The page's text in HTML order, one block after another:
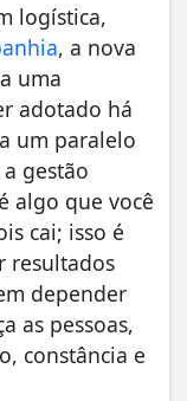
logística,
, a nova
uma
adotado há
um paralelo
gestão
algo que você
cai; isso é
resultados
depender
as pessoas,
constância e